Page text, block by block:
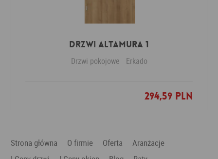
Drzwi Altamura 1
Drzwi pokojowe Erkado
294,59 PLN
Dodaj do ulubionych
Strona główna O firmie Oferta
Aranżacje